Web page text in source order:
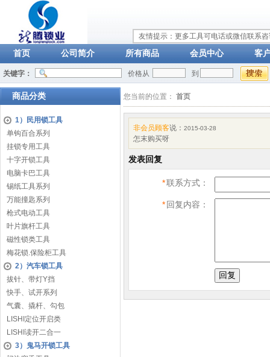
友情提示：更多工具可电话或微信联系
首页 公司简介 所有商品 会员中心 客
关键字： 价格从 到
商品分类
1）民用锁工具
单钩百合系列
挂锁专用工具
十字开锁工具
电脑卡巴工具
锡纸工具系列
万能撞匙系列
枪式电动工具
叶片旗杆工具
磁性锁类工具
梅花锁.保险柜工具
2）汽车锁工具
拔针、带灯Y挡
快手、试开系列
气囊、撬杆、勾包
LISHI定位开启类
LISHI读开二合一
3）鬼马开锁工具
您当前的位置： 首页
非会员顾客说： 2015-03-28
怎末购买呀
发表回复
*联系方式：
* 回复内容：